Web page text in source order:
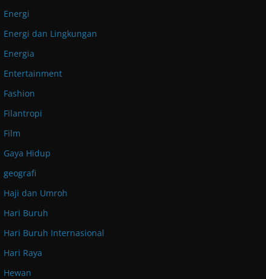
Energi
Energi dan Lingkungan
Energia
Entertainment
Fashion
Filantropi
Film
Gaya Hidup
geografi
Haji dan Umroh
Hari Buruh
Hari Buruh Internasional
Hari Raya
Hewan